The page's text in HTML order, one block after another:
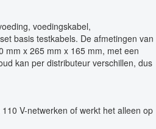
voedingskabel,
basis testkabels. De afmetingen van
mm x 265 mm x 165 mm, met een
kan per distributeur verschillen, dus
V-netwerken of werkt het alleen op